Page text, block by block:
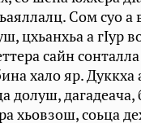
Сом суо а
цхьанхьа а гIур
сайн
хало яр.
долуш, дагадеача,
хьовзош, соьца